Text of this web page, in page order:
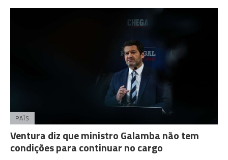
PAÍS
Ventura diz que ministro Galamba não tem
condições para continuar no cargo